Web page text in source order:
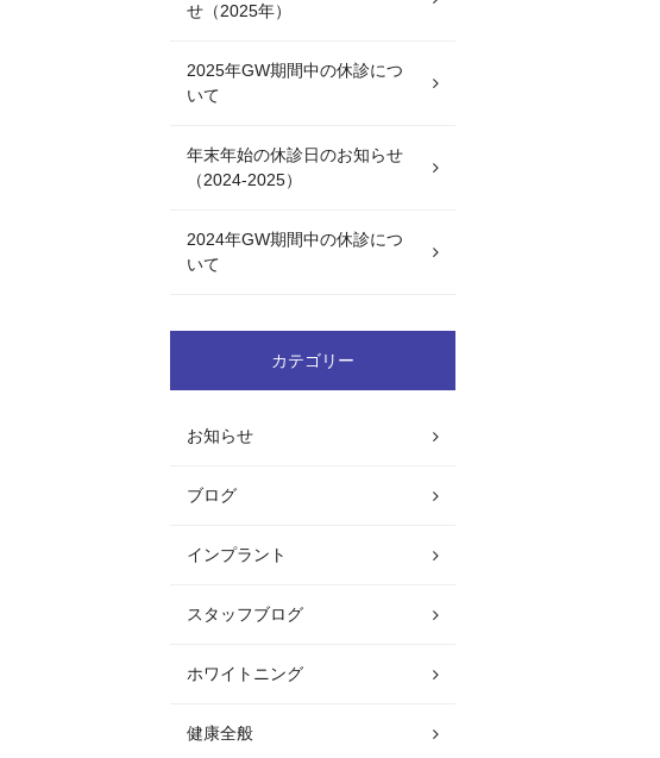
せ（2025年）
2025年GW期間中の休診につ
いて
年末年始の休診日のお知らせ
（2024-2025）
2024年GW期間中の休診につ
いて
カテゴリー
お知らせ
ブログ
インプラント
スタッフブログ
ホワイトニング
健康全般